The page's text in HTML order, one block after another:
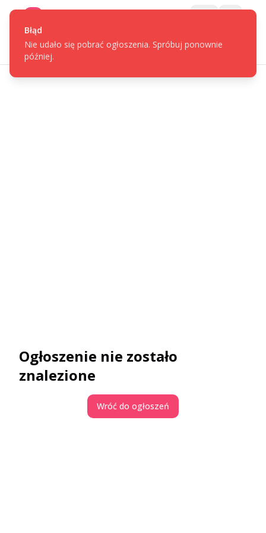
Ogłoszenie nie zostało
znalezione
Wróć do ogłoszeń
Błąd
Nie udało się pobrać ogłoszenia. Spróbuj ponownie
później.